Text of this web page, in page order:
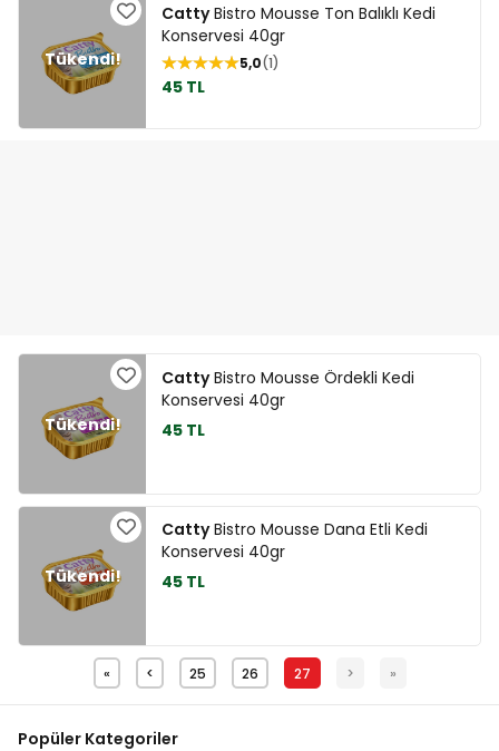
CattyBistro Mousse Ton Balıklı Kedi
Konservesi 40gr
5,0 1
45 TL
CattyBistro Mousse Ördekli Kedi
Konservesi 40gr
45 TL
CattyBistro Mousse Dana Etli Kedi
Konservesi 40gr
45 TL
« < 25 26 27 > »
Popüler Kategoriler